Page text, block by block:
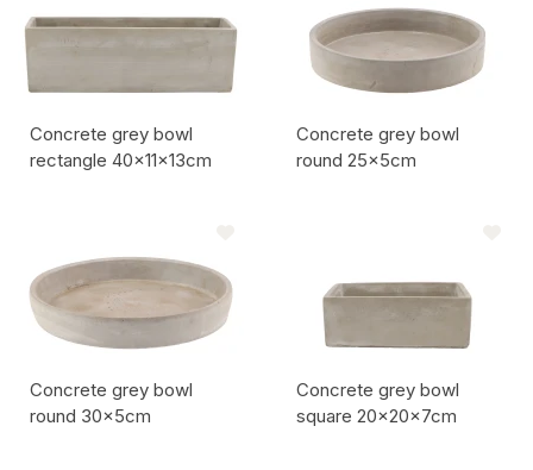
Concrete grey bowl
rectangle 40x11x13cm
Concrete grey bowl
round 25x5cm
Concrete grey bowl
round 30x5cm
Concrete grey bowl
square 20x20x7cm